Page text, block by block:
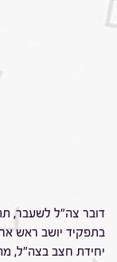
דובר צה"ל לשעבר,
בתפקיד יושב ראש
יחידת חצב בצה"ל,